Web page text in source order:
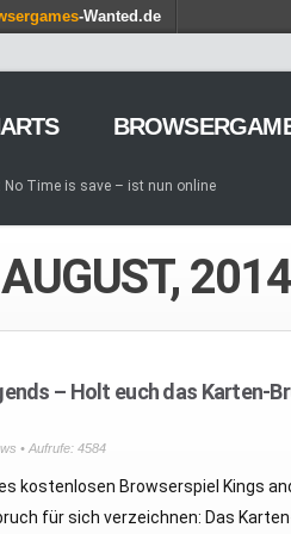
-Wanted.de
No Time is save – ist nun online
– Gewaltfreie
of Empires – Winter-Event 2015 und
– Holt euch die Gärtnerei für eure
2014
– Holt euch das Karten-
• Aufrufe: 4584
kostenlosen Browserspiel Kings
für sich verzeichnen: Das